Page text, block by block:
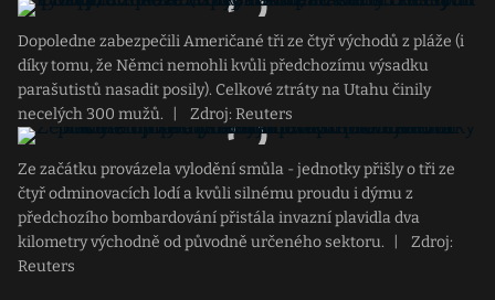
Dopoledne zabezpečili Američané tři ze čtyř východů z pláže (i
díky tomu, že Němci nemohli kvůli předchozímu výsadku
parašutistů nasadit posily). Celkové ztráty na Utahu činily
necelých 300 mužů.
Zdroj: Reuters
Ze začátku provázela vylodění smůla - jednotky přišly o tři ze
čtyř odminovacích lodí a kvůli silnému proudu i dýmu z
předchozího bombardování přistála invazní plavidla dva
kilometry východně od původně určeného sektoru.
Zdroj:
Reuters